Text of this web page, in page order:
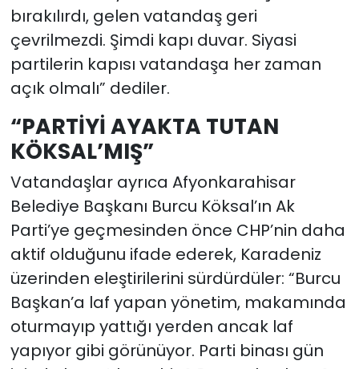
bırakılırdı, gelen vatandaş geri
çevrilmezdi. Şimdi kapı duvar. Siyasi
partilerin kapısı vatandaşa her zaman
açık olmalı” dediler.
“PARTİYİ AYAKTA TUTAN
KÖKSAL’MIŞ”
Vatandaşlar ayrıca Afyonkarahisar
Belediye Başkanı Burcu Köksal’ın Ak
Parti’ye geçmesinden önce CHP’nin daha
aktif olduğunu ifade ederek, Karadeniz
üzerinden eleştirilerini sürdürdüler: “Burcu
Başkan’a laf yapan yönetim, makamında
oturmayıp yattığı yerden ancak laf
yapıyor gibi görünüyor. Parti binası gün